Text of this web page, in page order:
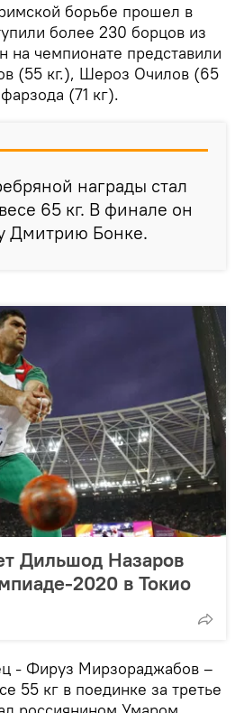
борьбе прошел в
более 230 борцов из
на чемпионате представили
(55 кг.), Шероз Очилов (65
(71 кг).
награды стал
65 кг. В финале он
Дмитрию Бонке.
Дильшод Назаров
2020 в Токио
- Фируз Мирзораджабов –
55 кг в поединке за третье